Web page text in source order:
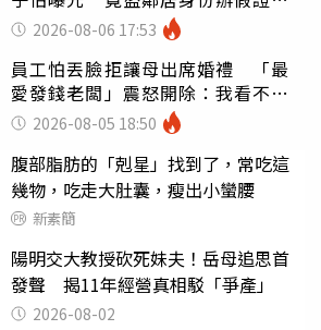
戶 2026-08-06 17:53
員工怕丟臉拒讓母出席婚禮 「最
愛發錢老闆」震怒開除：我看不起
你 2026-08-05 18:50
腹部脂肪的「剋星」找到了，常吃這
幾物，吃走大肚囊，瘦出小蠻腰
新素簡
陽明交大教授砍死妹夫！岳母追思首
發聲 揭11年經營真相駁「爭產」
2026-08-02